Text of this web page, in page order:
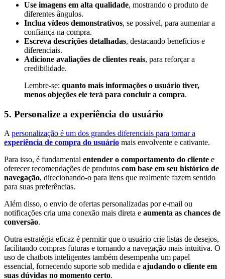
Use imagens em alta qualidade, mostrando o produto de
diferentes ângulos.
Inclua vídeos demonstrativos, se possível, para aumentar a
confiança na compra.
Escreva descrições detalhadas, destacando benefícios e
diferenciais.
Adicione avaliações de clientes reais, para reforçar a
credibilidade.
Lembre-se: quanto mais informações o usuário tiver,
menos objeções ele terá para concluir a compra.
5. Personalize a experiência do usuário
Apersonalização é um dos grandes diferenciais para tornar a
experiência de compra do usuário mais envolvente e cativante.
Para isso, é fundamental entender o comportamento do cliente e
oferecer recomendações de produtos com base em seu histórico de
navegação, direcionando-o para itens que realmente fazem sentido
para suas preferências.
Além disso, o envio de ofertas personalizadas por e-mail ou
notificações cria uma conexão mais direta e aumenta as chances de
conversão.
Outra estratégia eficaz é permitir que o usuário crie listas de desejos,
facilitando compras futuras e tornando a navegação mais intuitiva. O
uso de chatbots inteligentes também desempenha um papel
essencial, fornecendo suporte sob medida e ajudando o cliente em
suas dúvidas no momento certo.